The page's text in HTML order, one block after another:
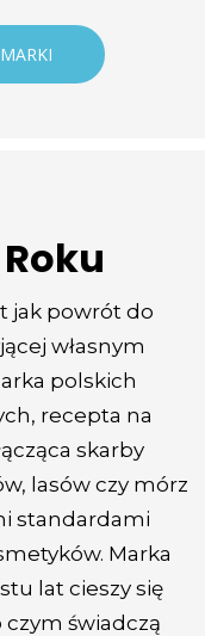
jak powrót do
własnym
polskich
recepta na
skarby
lasów czy mórz
standardami
Marka
lat cieszy się
świadczą